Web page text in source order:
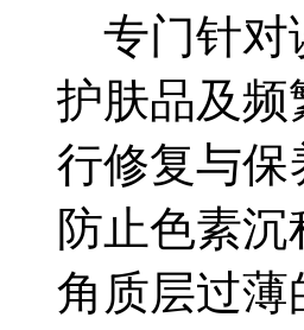
专门针对
护肤品及频
行修复与保
防止色素
角质层过薄